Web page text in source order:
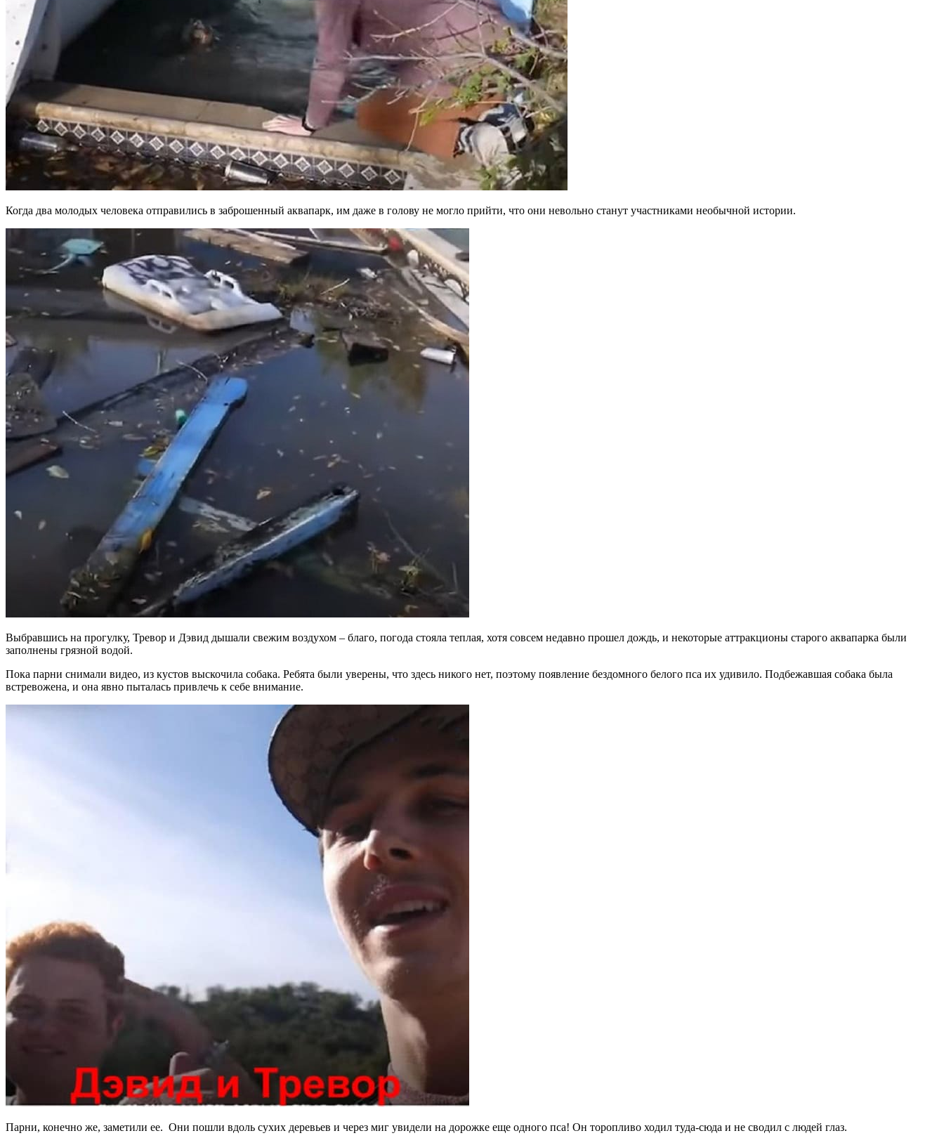
Когда два молодых человека отправились в заброшенный аквапарк, им даже в голову не могло прийти, что они невольно станут участниками необычной истории.
Выбравшись на прогулку, Тревор и Дэвид дышали свежим воздухом – благо, погода стояла теплая, хотя совсем недавно прошел дождь, и некоторые аттракционы старого аквапарка были
заполнены грязной водой.
Пока парни снимали видео, из кустов выскочила собака. Ребята были уверены, что здесь никого нет, поэтому появление бездомного белого пса их удивило. Подбежавшая собака была
встревожена, и она явно пыталась привлечь к себе внимание.
Парни, конечно же, заметили ее. Они пошли вдоль сухих деревьев и через миг увидели на дорожке еще одного пса! Он торопливо ходил туда-сюда и не сводил с людей глаз.